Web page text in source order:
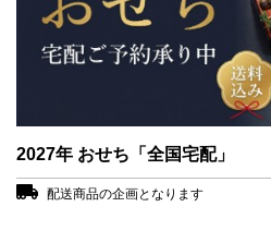
2027年 おせち「全国宅配」
配送商品の企画となります